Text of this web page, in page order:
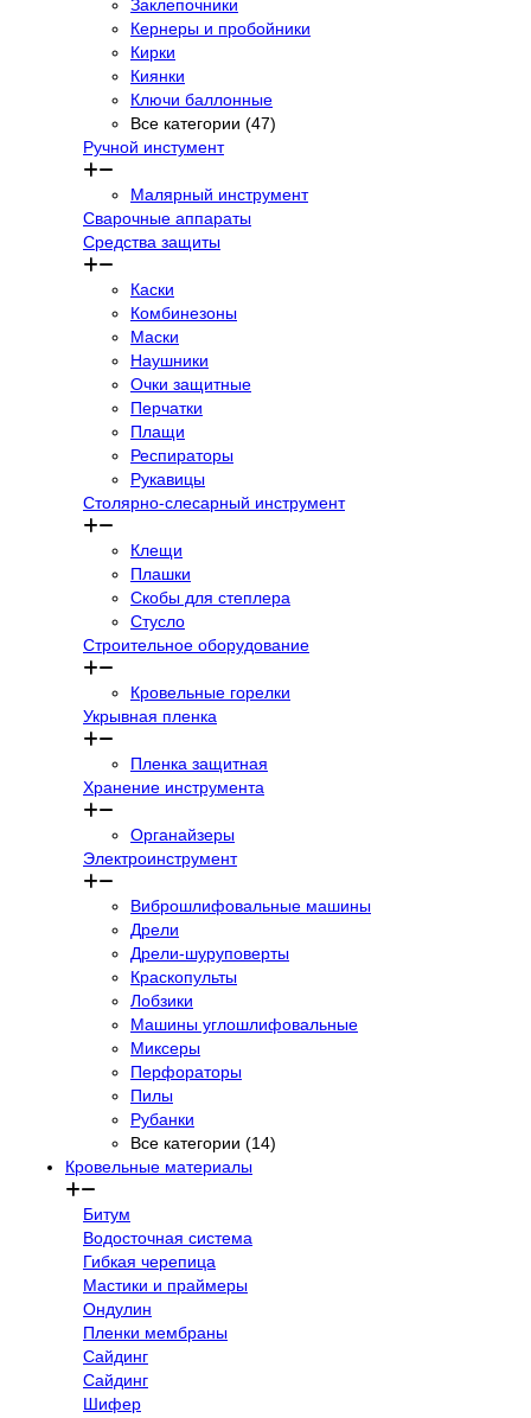
Заклепочники
Кернеры и пробойники
Кирки
Киянки
Ключи баллонные
Все категории (47)
Ручной инстумент
Малярный инструмент
Сварочные аппараты
Средства защиты
Каски
Комбинезоны
Маски
Наушники
Очки защитные
Перчатки
Плащи
Респираторы
Рукавицы
Столярно-слесарный инструмент
Клещи
Плашки
Скобы для степлера
Стусло
Строительное оборудование
Кровельные горелки
Укрывная пленка
Пленка защитная
Хранение инструмента
Органайзеры
Электроинструмент
Виброшлифовальные машины
Дрели
Дрели-шуруповерты
Краскопульты
Лобзики
Машины углошлифовальные
Миксеры
Перфораторы
Пилы
Рубанки
Все категории (14)
Кровельные материалы
Битум
Водосточная система
Гибкая черепица
Мастики и праймеры
Ондулин
Пленки мембраны
Сайдинг
Сайдинг
Шифер